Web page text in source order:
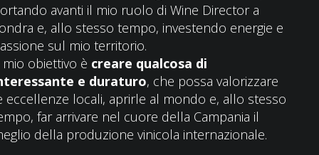
avanti il mio ruolo di Wine Director a
e, allo stesso tempo, investendo energie e
sul mio territorio.
obiettivo è creare qualcosa di
e duraturo, che possa valorizzare
eccellenze locali, aprirle al mondo e, allo stesso
far arrivare nel cuore della Campania il
della produzione vinicola internazionale.